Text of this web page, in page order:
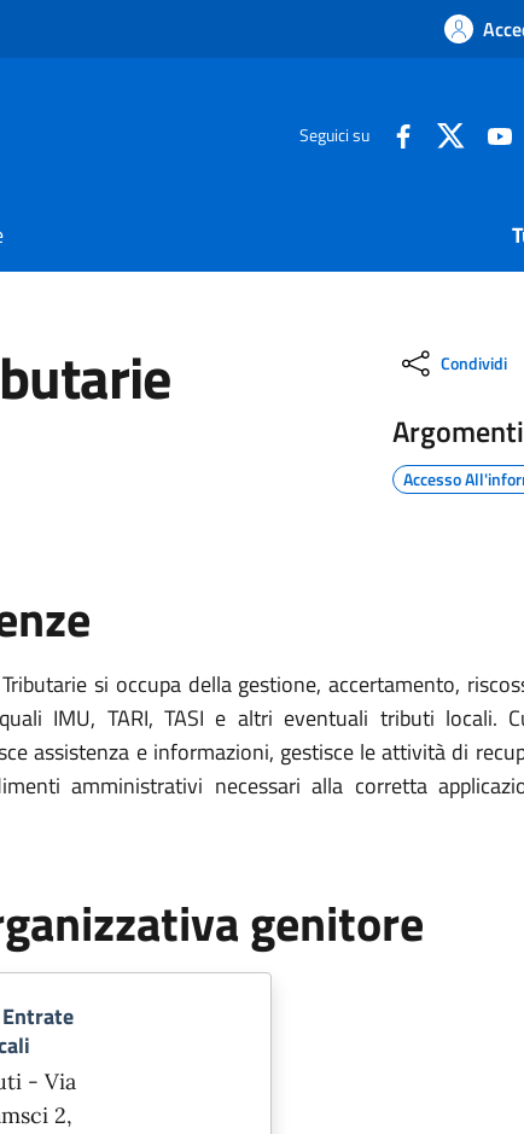
Seguici su
Condividi
Argomenti
Accesso
si occupa della gestione, accertamento,
IMU, TARI, TASI e altri eventuali tributi locali.
assistenza e informazioni, gestisce le attività di
amministrativi necessari alla corretta
genitore
- Via
2,